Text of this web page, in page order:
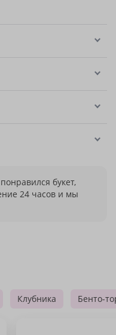
букет,
24 часов и мы
Клубника Бенто-